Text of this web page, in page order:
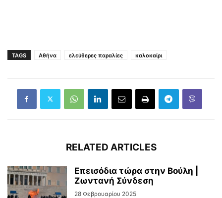
TAGS Αθήνα ελεύθερες παραλίες καλοκαίρι
RELATED ARTICLES
Επεισόδια τώρα στην Βούλη |
Ζωντανή Σύνδεση
28 Φεβρουαρίου 2025